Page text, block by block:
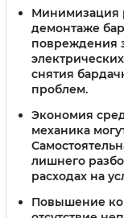
Минимизация
демонтаже
повреждения
снятия
проблем.
Экономия
механика
лишнего
расходах на
Повышение